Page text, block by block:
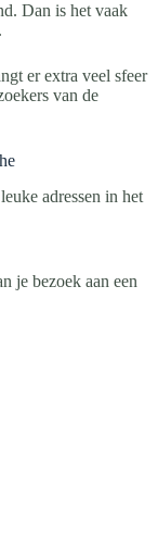
Dan is het vaak
er extra veel sfeer
van de
adressen in het
je bezoek aan een